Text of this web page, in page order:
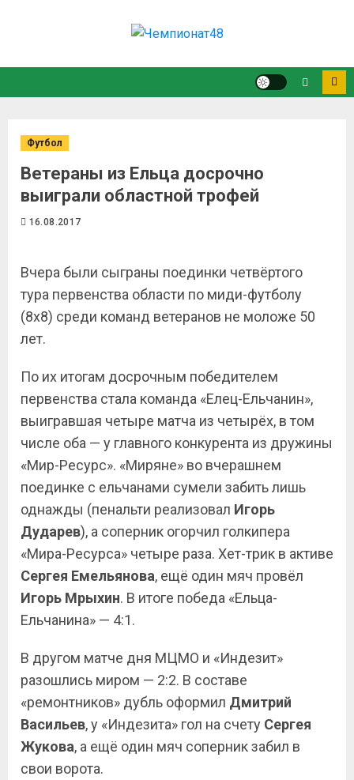
Футбол
Ветераны из Ельца досрочно
выиграли областной трофей
16.08.2017
Вчера были сыграны поединки четвёртого
тура первенства области по миди-футболу
(8х8) среди команд ветеранов не моложе 50
лет.
По их итогам досрочным победителем
первенства стала команда «Елец-Ельчанин»,
выигравшая четыре матча из четырёх, в том
числе оба — у главного конкурента из дружины
«Мир-Ресурс». «Миряне» во вчерашнем
поединке с ельчанами сумели забить лишь
однажды (пенальти реализовал Игорь
Дударев), а соперник огорчил голкипера
«Мира-Ресурса» четыре раза. Хет-трик в активе
Сергея Емельянова, ещё один мяч провёл
Игорь Мрыхин. В итоге победа «Ельца-
Ельчанина» — 4:1.
В другом матче дня МЦМО и «Индезит»
разошлись миром — 2:2. В составе
«ремонтников» дубль оформил Дмитрий
Васильев, у «Индезита» гол на счету Сергея
Жукова, а ещё один мяч соперник забил в
свои ворота.